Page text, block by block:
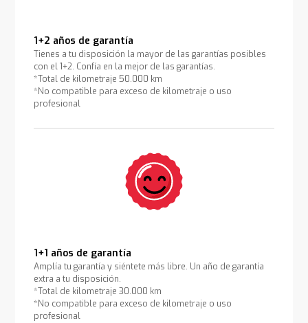
1+2 años de garantía
Tienes a tu disposición la mayor de las garantías posibles
con el 1+2. Confía en la mejor de las garantías.
*Total de kilometraje 50.000 km
*No compatible para exceso de kilometraje o uso
profesional
1+1 años de garantía
Amplía tu garantía y siéntete más libre. Un año de garantía
extra a tu disposición.
*Total de kilometraje 30.000 km
*No compatible para exceso de kilometraje o uso
profesional